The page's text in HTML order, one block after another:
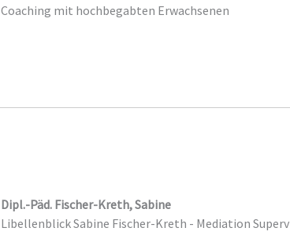
Coaching mit hochbegabten Erwachsenen
Dipl.-Päd. Fischer-Kreth, Sabine
Libellenblick Sabine Fischer-Kreth - Mediation